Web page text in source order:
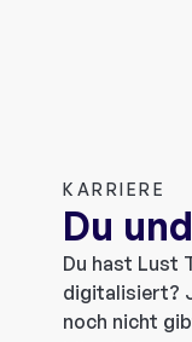
KARRIERE
Du
Du hast Lust
digitalisiert?
noch nicht